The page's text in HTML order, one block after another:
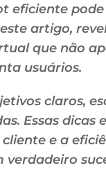
eficiente
artigo,
que não
usuários.
claros,
Essas dicas
e a